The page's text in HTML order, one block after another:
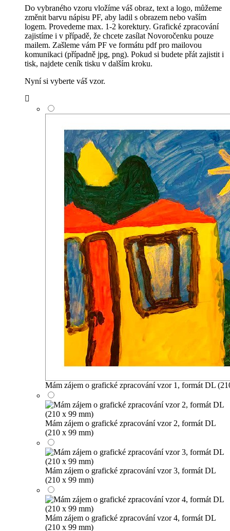
Do vybraného vzoru vložíme váš obraz, text a logo, můžeme
změnit barvu nápisu PF, aby ladil s obrazem nebo vaším
logem. Provedeme max. 1-2 korektury. Grafické zpracování
zajistíme i v případě, že chcete zasílat Novoročenku pouze
mailem. Zašleme vám PF ve formátu pdf pro mailovou
komunikaci (případně jpg, png). Pokud si budete přát zajistit i
tisk, najdete ceník tisku v dalším kroku.
Nyní si vyberte váš vzor.
Mám zájem o grafické zpracování vzor 1, formát DL
Mám zájem o grafické zpracování vzor 2, formát DL
(210 x 99 mm)
Mám zájem o grafické zpracování vzor 3, formát DL
(210 x 99 mm)
Mám zájem o grafické zpracování vzor 4, formát DL
(210 x 99 mm)